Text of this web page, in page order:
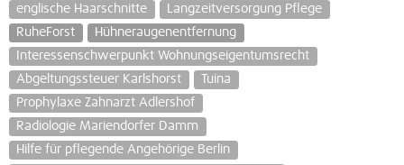
englische Haarschnitte
Langzeitversorgung Pflege
RuheForst
Hühneraugenentfernung
Interessenschwerpunkt Wohnungseigentumsrecht
Abgeltungssteuer Karlshorst
Tuina
Prophylaxe Zahnarzt Adlershof
Radiologie Mariendorfer Damm
Hilfe für pflegende Angehörige Berlin